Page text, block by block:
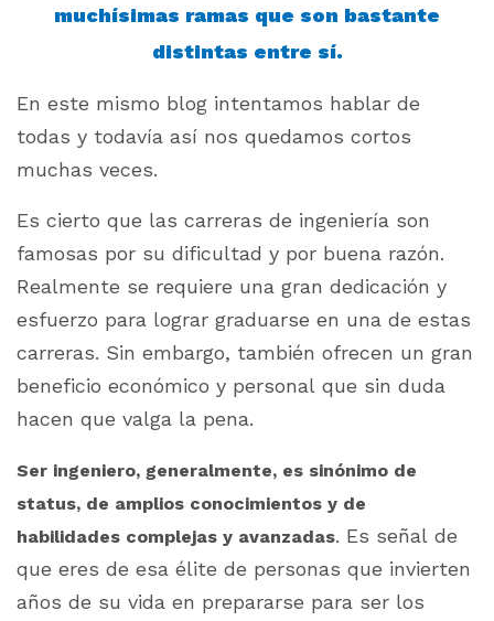
muchísimas ramas que son bastante
distintas entre sí.
En este mismo blog intentamos hablar de
todas y todavía así nos quedamos cortos
muchas veces.
Es cierto que las carreras de ingeniería son
famosas por su dificultad y por buena razón.
Realmente se requiere una gran dedicación y
esfuerzo para lograr graduarse en una de estas
carreras. Sin embargo, también ofrecen un gran
beneficio económico y personal que sin duda
hacen que valga la pena.
Ser ingeniero, generalmente, es sinónimo de
status, de amplios conocimientos y de
habilidades complejas y avanzadas. Es señal de
que eres de esa élite de personas que invierten
años de su vida en prepararse para ser los